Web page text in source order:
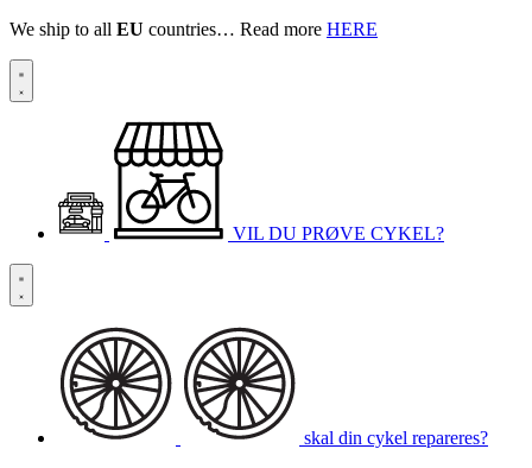
We ship to all EU countries… Read more HERE
VIL DU PRØVE CYKEL?
skal din cykel repareres?